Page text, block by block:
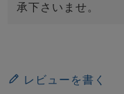
承下さいませ。
レビューを書く